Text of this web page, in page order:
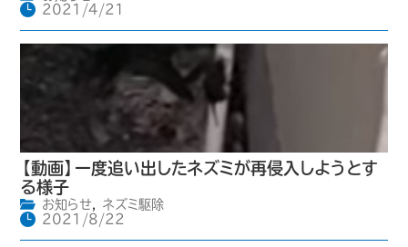
2021/4/21
【動画】一度追い出したネズミが再侵入しようとす
る様子
お知らせ,
ネズミ駆除
2021/8/22